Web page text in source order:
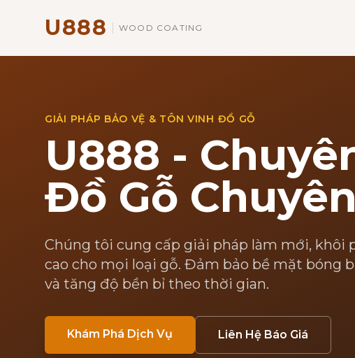
U888 WOOD COATING
GIẢI PHÁP BẢO VỆ & TÔN VINH ĐỒ GỖ
U888 -
Đồ Gỗ
Chúng tôi cung cấp giải pháp làm mới, khôi
cao cho mọi loại gỗ. Đảm bảo bề mặt bóng
và tăng độ bền bỉ theo thời gian.
Khám Phá Dịch Vụ Liên Hệ Báo Giá